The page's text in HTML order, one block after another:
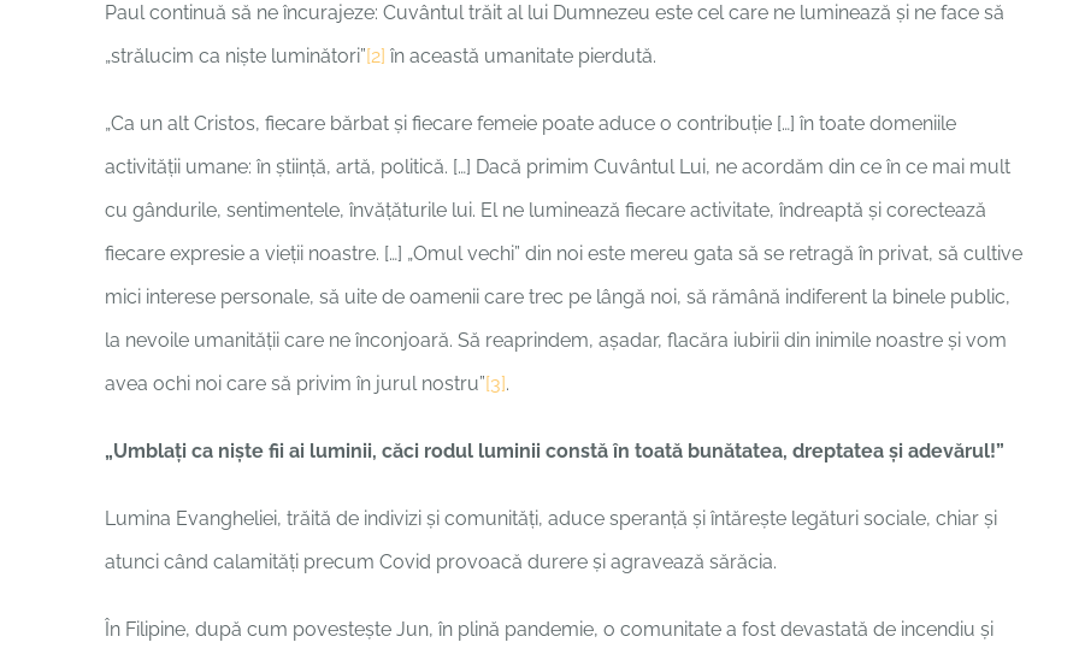
Paul continuă să ne încurajeze: Cuvântul trăit al lui Dumnezeu este cel care ne luminează și ne face să
„strălucim ca niște luminători”[2] în această umanitate pierdută.
„Ca un alt Cristos, fiecare bărbat și fiecare femeie poate aduce o contribuție […] în toate domeniile
activității umane: în știință, artă, politică. […] Dacă primim Cuvântul Lui, ne acordăm din ce în ce mai mult
cu gândurile, sentimentele, învățăturile lui. El ne luminează fiecare activitate, îndreaptă și corectează
fiecare expresie a vieții noastre. […] „Omul vechi” din noi este mereu gata să se retragă în privat, să cultive
mici interese personale, să uite de oamenii care trec pe lângă noi, să rămână indiferent la binele public,
la nevoile umanității care ne înconjoară. Să reaprindem, așadar, flacăra iubirii din inimile noastre și vom
avea ochi noi care să privim în jurul nostru”[3].
„Umblaţi ca nişte fii ai luminii, căci rodul luminii constă în toată bunătatea, dreptatea şi adevărul!”
Lumina Evangheliei, trăită de indivizi și comunități, aduce speranță și întărește legături sociale, chiar și
atunci când calamități precum Covid provoacă durere și agravează sărăcia.
În Filipine, după cum povestește Jun, în plină pandemie, o comunitate a fost devastată de incendiu și